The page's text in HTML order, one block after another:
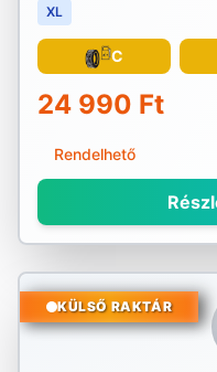
XL
C
24 990 Ft
Rendelhető
KÜLSŐ RAKTÁR